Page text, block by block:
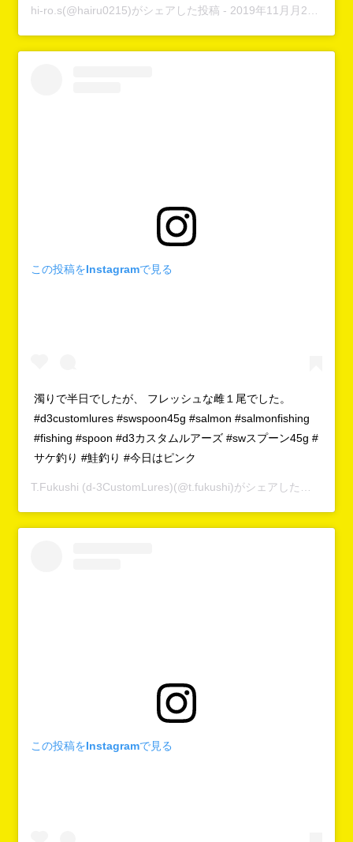
hi-ro.s(@hairu0215)がシェアした投稿 - 2019年11月月26日午前9時10分PST
この投稿をInstagramで見る
濁りで半日でしたが、 フレッシュな雌１尾でした。
#d3customlures #swspoon45g #salmon #salmonfishing
#fishing #spoon #d3カスタムルアーズ #swスプーン45g #
サケ釣り #鮭釣り #今日はピンク
T.Fukushi (d-3CustomLures)(@t.fukushi)がシェアした投稿 -
この投稿をInstagramで見る